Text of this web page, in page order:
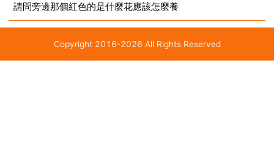
請問旁邊那個紅色的是什麼花應該怎麼養
Copyright 2016-2026 All Rights Reserved